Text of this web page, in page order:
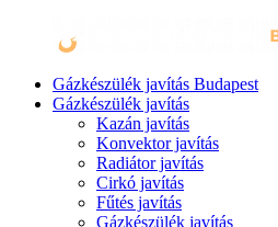
Gázkészülék javítás Budapest
Gázkészülék javítás
Kazán javítás
Konvektor javítás
Radiátor javítás
Cirkó javítás
Fűtés javítás
Gázkészülék javítás